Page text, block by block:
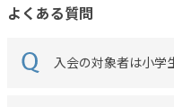
よくある質問
入会の対象者は小学